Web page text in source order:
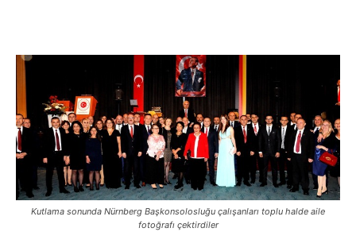
Kutlama sonunda Nürnberg Başkonsolosluğu çalışanları toplu halde aile
fotoğrafı çektirdiler